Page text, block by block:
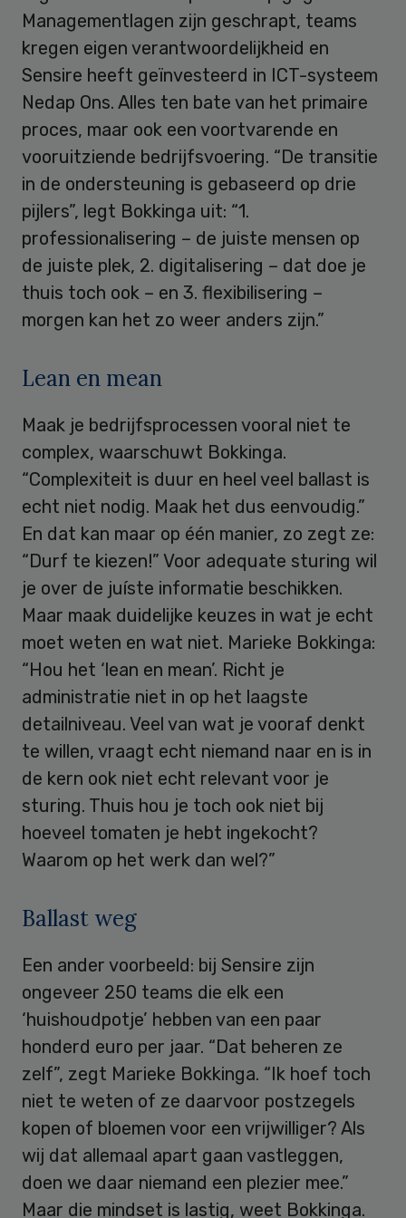
Managementlagen zijn geschrapt, teams
kregen eigen verantwoordelijkheid en
Sensire heeft geïnvesteerd in ICT-systeem
Nedap Ons. Alles ten bate van het primaire
proces, maar ook een voortvarende en
vooruitziende bedrijfsvoering. “De transitie
in de ondersteuning is gebaseerd op drie
pijlers”, legt Bokkinga uit: “1.
professionalisering – de juiste mensen op
de juiste plek, 2. digitalisering – dat doe je
thuis toch ook – en 3. flexibilisering –
morgen kan het zo weer anders zijn.”
Lean en mean
Maak je bedrijfsprocessen vooral niet te
complex, waarschuwt Bokkinga.
“Complexiteit is duur en heel veel ballast is
echt niet nodig. Maak het dus eenvoudig.”
En dat kan maar op één manier, zo zegt ze:
“Durf te kiezen!” Voor adequate sturing wil
je over de juíste informatie beschikken.
Maar maak duidelijke keuzes in wat je echt
moet weten en wat niet. Marieke Bokkinga:
“Hou het ‘lean en mean’. Richt je
administratie niet in op het laagste
detailniveau. Veel van wat je vooraf denkt
te willen, vraagt echt niemand naar en is in
de kern ook niet echt relevant voor je
sturing. Thuis hou je toch ook niet bij
hoeveel tomaten je hebt ingekocht?
Waarom op het werk dan wel?”
Ballast weg
Een ander voorbeeld: bij Sensire zijn
ongeveer 250 teams die elk een
‘huishoudpotje’ hebben van een paar
honderd euro per jaar. “Dat beheren ze
zelf”, zegt Marieke Bokkinga. “Ik hoef toch
niet te weten of ze daarvoor postzegels
kopen of bloemen voor een vrijwilliger? Als
wij dat allemaal apart gaan vastleggen,
doen we daar niemand een plezier mee.”
Maar die mindset is lastig, weet Bokkinga.